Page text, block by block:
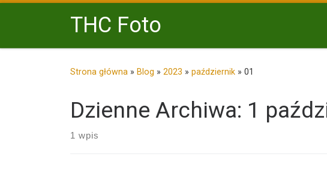
Przejdź do treściTHC Foto
Strona główna » Blog » 2023 » październik » 01
Dzienne Archiwa: 1
1 wpis